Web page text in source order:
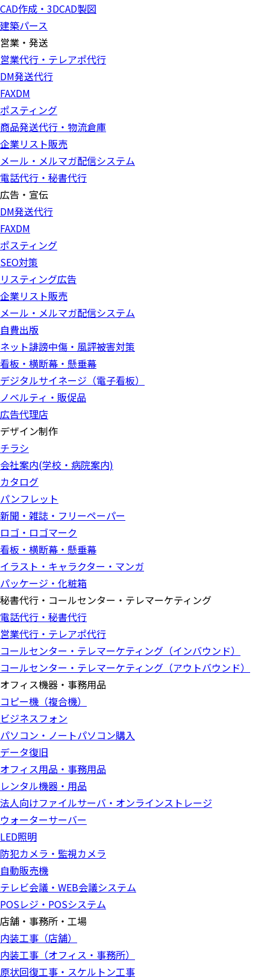
CAD作成・3DCAD製図
建築パース
営業・発送
営業代行・テレアポ代行
DM発送代行
FAXDM
ポスティング
商品発送代行・物流倉庫
企業リスト販売
メール・メルマガ配信システム
電話代行・秘書代行
広告・宣伝
DM発送代行
FAXDM
ポスティング
SEO対策
リスティング広告
企業リスト販売
メール・メルマガ配信システム
自費出版
ネット誹謗中傷・風評被害対策
看板・横断幕・懸垂幕
デジタルサイネージ（電子看板）
ノベルティ・販促品
広告代理店
デザイン制作
チラシ
会社案内(学校・病院案内)
カタログ
パンフレット
新聞・雑誌・フリーペーパー
ロゴ・ロゴマーク
看板・横断幕・懸垂幕
イラスト・キャラクター・マンガ
パッケージ・化粧箱
秘書代行・コールセンター・テレマーケティング
電話代行・秘書代行
営業代行・テレアポ代行
コールセンター・テレマーケティング（インバウンド）
コールセンター・テレマーケティング（アウトバウンド）
オフィス機器・事務用品
コピー機（複合機）
ビジネスフォン
パソコン・ノートパソコン購入
データ復旧
オフィス用品・事務用品
レンタル機器・用品
法人向けファイルサーバ・オンラインストレージ
ウォーターサーバー
LED照明
防犯カメラ・監視カメラ
自動販売機
テレビ会議・WEB会議システム
POSレジ・POSシステム
店舗・事務所・工場
内装工事（店舗）
内装工事（オフィス・事務所）
原状回復工事・スケルトン工事